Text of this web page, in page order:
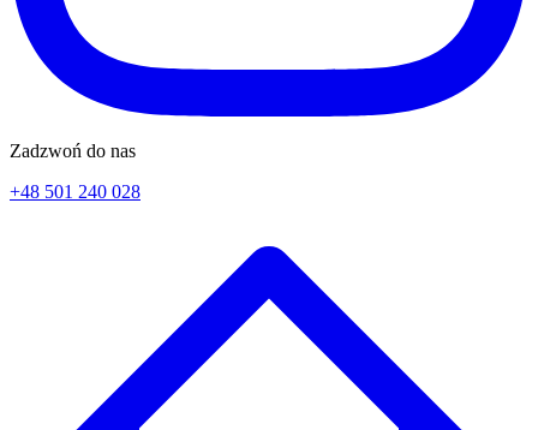
Zadzwoń do nas
+48 501 240 028